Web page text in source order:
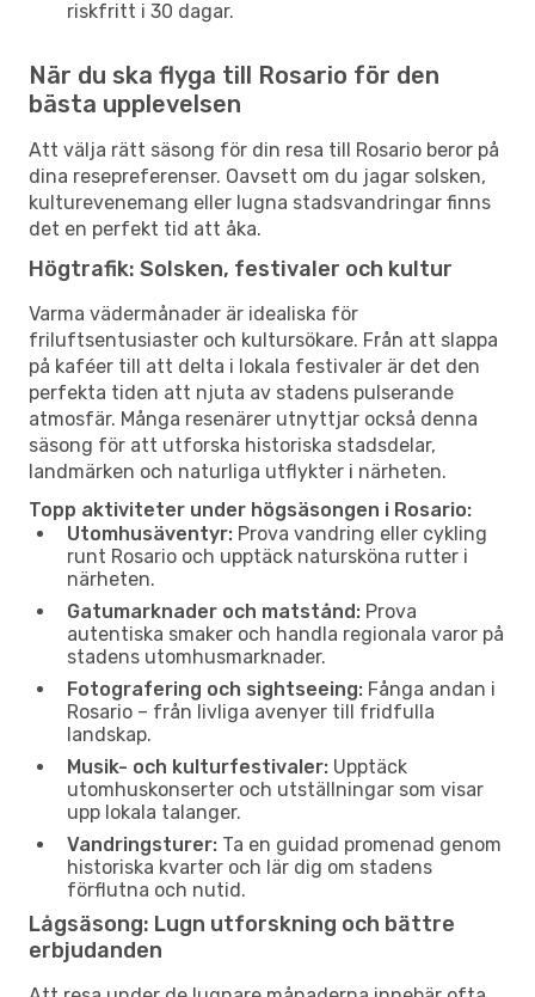
riskfritt i 30 dagar.
När du ska flyga till Rosario för den
bästa upplevelsen
Att välja rätt säsong för din resa till Rosario beror på
dina resepreferenser. Oavsett om du jagar solsken,
kulturevenemang eller lugna stadsvandringar finns
det en perfekt tid att åka.
Högtrafik: Solsken, festivaler och kultur
Varma vädermånader är idealiska för
friluftsentusiaster och kultursökare. Från att slappa
på kaféer till att delta i lokala festivaler är det den
perfekta tiden att njuta av stadens pulserande
atmosfär. Många resenärer utnyttjar också denna
säsong för att utforska historiska stadsdelar,
landmärken och naturliga utflykter i närheten.
Topp aktiviteter under högsäsongen i Rosario:
Utomhusäventyr: Prova vandring eller cykling
runt Rosario och upptäck natursköna rutter i
närheten.
Gatumarknader och matstånd: Prova
autentiska smaker och handla regionala varor på
stadens utomhusmarknader.
Fotografering och sightseeing: Fånga andan i
Rosario – från livliga avenyer till fridfulla
landskap.
Musik- och kulturfestivaler: Upptäck
utomhuskonserter och utställningar som visar
upp lokala talanger.
Vandringsturer: Ta en guidad promenad genom
historiska kvarter och lär dig om stadens
förflutna och nutid.
Lågsäsong: Lugn utforskning och bättre
erbjudanden